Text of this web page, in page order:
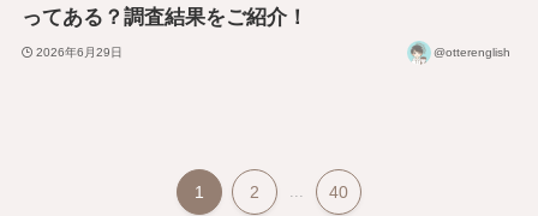
ってある？調査結果をご紹介！
2026年6月29日 @otterenglish
1 2 40